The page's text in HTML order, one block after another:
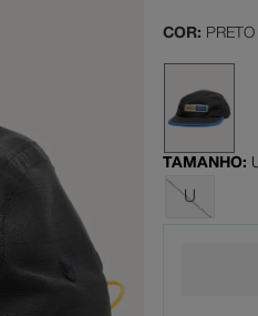
COR: PRETO
TAMANHO:
U